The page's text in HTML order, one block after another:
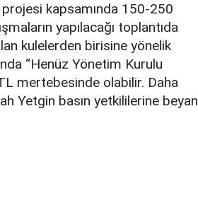
projesi kapsamında 150-250
yapılacağı toplantıda
kulelerden birisine yönelik
“Henüz Yönetim Kurulu
mertebesinde olabilir. Daha
Yetgin basın yetkililerine beyan